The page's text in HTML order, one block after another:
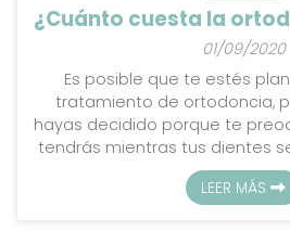
¿Cuánto cuesta la
01/09/2020
Es posible que te estés
tratamiento de ortodoncia,
hayas decidido porque te
tendrás mientras tus dientes
final. Confiando en los
en Giraldo Policlínica Dental
LEER MÁS